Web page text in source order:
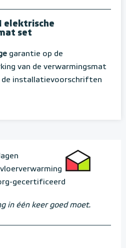
elektrische
set
garantie op de
van de verwarmingsmat
de installatievoorschriften
gecertificeerd
in één keer goed moet.